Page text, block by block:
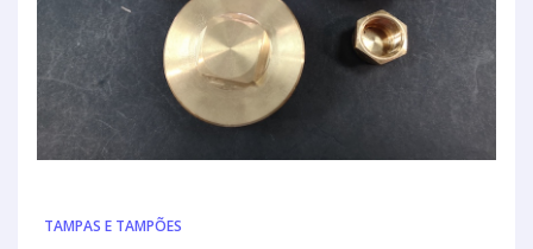
TAMPAS E TAMPÕES